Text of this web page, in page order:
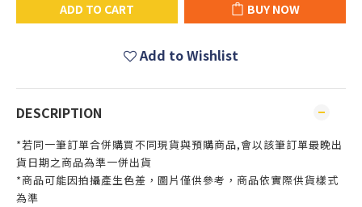
ADD TO CART BUY NOW
Add to Wishlist
DESCRIPTION
*若同一筆訂單合併購買不同現貨與預購商品,會以該筆訂單最晚出
貨日期之商品為準一併出貨
*商品可能因拍攝產生色差，圖片僅供參考，商品依實際供貨樣式
為準